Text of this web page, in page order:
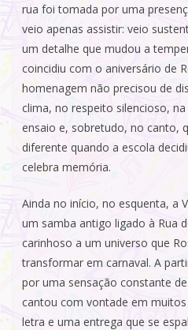
rua foi tomada por uma
veio apenas assistir: veio
um detalhe que mudou a
coincidiu com o aniversário de
homenagem não precisou de
clima, no respeito silencioso,
ensaio e, sobretudo, no canto,
diferente quando a escola
celebra memória.
Ainda no início, no esquenta, a
um samba antigo ligado à Rua
carinhoso a um universo que
transformar em carnaval. A
por uma sensação constante
cantou com vontade em
letra e uma entrega que se